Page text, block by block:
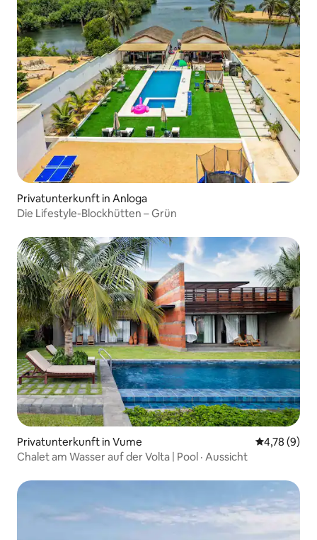
Privatunterkunft in Anloga
Die Lifestyle-Blockhütten – Grün
Privatunterkunft in Vume
4,78 (9)
Chalet am Wasser auf der Volta | Pool · Aussicht